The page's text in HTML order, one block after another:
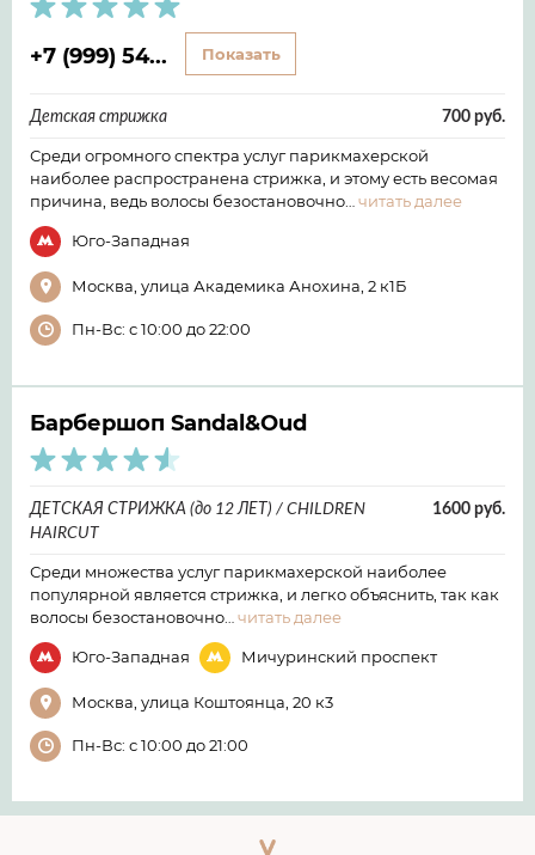
+7 (999) 54... Показать
Детская стрижка 700 руб.
Среди огромного спектра услуг парикмахерской
наиболее распространена стрижка, и этому есть весомая
причина, ведь волосы безостановочно… читать далее
Юго-Западная
Москва, улица Академика Анохина, 2 к1Б
Пн-Вс: с 10:00 до 22:00
Барбершоп Sandal&Oud
ДЕТСКАЯ СТРИЖКА (до 12 ЛЕТ) / CHILDREN
HAIRCUT
1600 руб.
Среди множества услуг парикмахерской наиболее
популярной является стрижка, и легко объяснить, так как
волосы безостановочно… читать далее
Юго-Западная Мичуринский проспект
Москва, улица Коштоянца, 20 к3
Пн-Вс: с 10:00 до 21:00